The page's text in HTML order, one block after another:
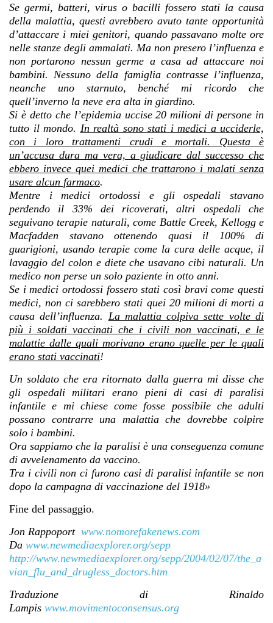
Se germi, batteri, virus o bacilli fossero stati la causa
della malattia, questi avrebbero avuto tante opportunità
d’attaccare i miei genitori, quando passavano molte ore
nelle stanze degli ammalati. Ma non presero l’influenza e
non portarono nessun germe a casa ad attaccare noi
bambini. Nessuno della famiglia contrasse l’influenza,
neanche uno starnuto, benché mi ricordo che
quell’inverno la neve era alta in giardino.
Si è detto che l’epidemia uccise 20 milioni di persone in
tutto il mondo. In realtà sono stati i medici a ucciderle,
con i loro trattamenti crudi e mortali. Questa è
un’accusa dura ma vera, a giudicare dal successo che
ebbero invece quei medici che trattarono i malati senza
usare alcun farmaco.
Mentre i medici ortodossi e gli ospedali stavano
perdendo il 33% dei ricoverati, altri ospedali che
seguivano terapie naturali, come Battle Creek, Kellogg e
Macfadden stavano ottenendo quasi il 100% di
guarigioni, usando terapie come la cura delle acque, il
lavaggio del colon e diete che usavano cibi naturali. Un
medico non perse un solo paziente in otto anni.
Se i medici ortodossi fossero stati così bravi come questi
medici, non ci sarebbero stati quei 20 milioni di morti a
causa dell’influenza. La malattia colpiva sette volte di
più i soldati vaccinati che i civili non vaccinati, e le
malattie dalle quali morivano erano quelle per le quali
erano stati vaccinati!
Un soldato che era ritornato dalla guerra mi disse che
gli ospedali militari erano pieni di casi di paralisi
infantile e mi chiese come fosse possibile che adulti
possano contrarre una malattia che dovrebbe colpire
solo i bambini.
Ora sappiamo che la paralisi è una conseguenza comune
di avvelenamento da vaccino.
Tra i civili non ci furono casi di paralisi infantile se non
dopo la campagna di vaccinazione del 1918»
Fine del passaggio.
Jon Rappoport www.nomorefakenews.com
Da www.newmediaexplorer.org/sepp
http://www.newmediaexplorer.org/sepp/2004/02/07/the_a
vian_flu_and_drugless_doctors.htm
Traduzione di Rinaldo
Lampis www.movimentoconsensus.org